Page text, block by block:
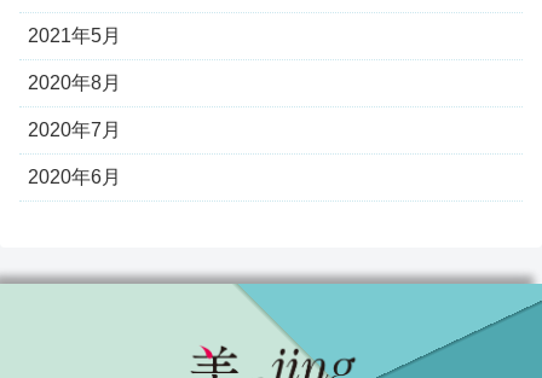
2021年5月
2020年8月
2020年7月
2020年6月